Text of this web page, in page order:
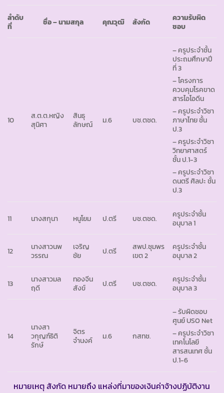
ลำดับ
ที่
ชื่อ – นามสกุล คุณวุฒิ สังกัด
ความรับผิด
ชอบ
10
ส.ต.ต.หญิง
สุนิศา
สินธุ
ลักษณ์
ม.6 บช.ตชด.
– ครูประจำชั้น
ประถมศึกษาปี
ที่ 3
– โครงการ
ควบคุมโรคขาด
สารไอโอดีน
– ครูประจำวิชา
ภาษาไทย ชั้น
ป.3
– ครูประจำวิชา
วิทยาศาสตร์
ชั้น ป.1-3
– ครูประจำวิชา
ดนตรี ศิลปะ ชั้น
ป.3
11 นางสกุนา หนูโยม ป.ตรี บช.ตชด.
ครูประจำชั้น
อนุบาล 1
12
นางสาวนพ
วรรณ
เจริญ
ชัย
ป.ตรี
สพป.ชุมพร
เขต 2
ครูประจำชั้น
อนุบาล 2
13
นางสาวมล
ฤดี
ทองจีน
สังข์
ป.ตรี บช.ตชด.
ครูประจำชั้น
อนุบาล 3
14
นางสา
วกุญฑ์ธิติ
รักษ์
จิตร
จำนงค์
ม.6 กสทช.
– รับผิดชอบ
ศูนย์ USO Net
– ครูประจำวิชา
เทคโนโลยี
สารสนเทศ ชั้น
ป.1-6
หมายเหตุ สังกัด หมายถึง แหล่งที่มาของเงินค่าจ้างปฏิบัติงาน